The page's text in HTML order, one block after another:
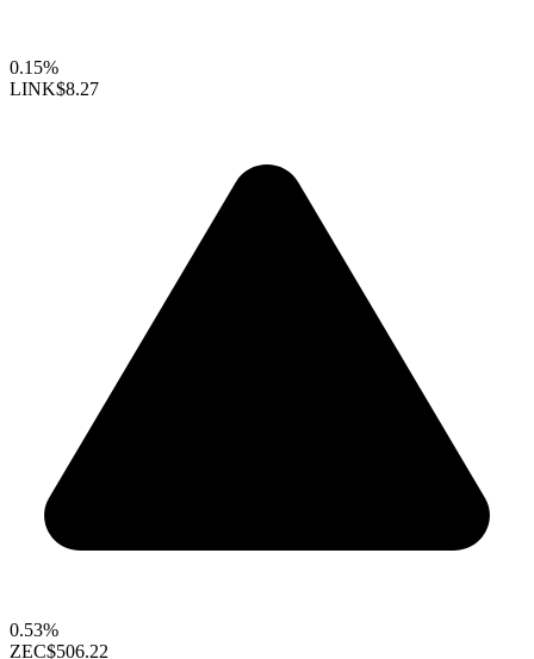
0.15%
LINK$8.27
0.53%
ZEC$506.22